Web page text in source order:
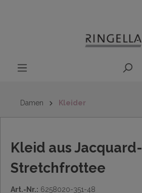
Damen Kleider
Kleid aus Jacquard-
Stretchfrottee
Art.-Nr.: 6258020-351-48